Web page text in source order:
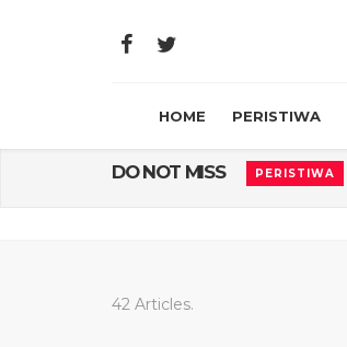
HOME PERISTIWA
DO NOT MISS PERISTIWA
42 Articles.